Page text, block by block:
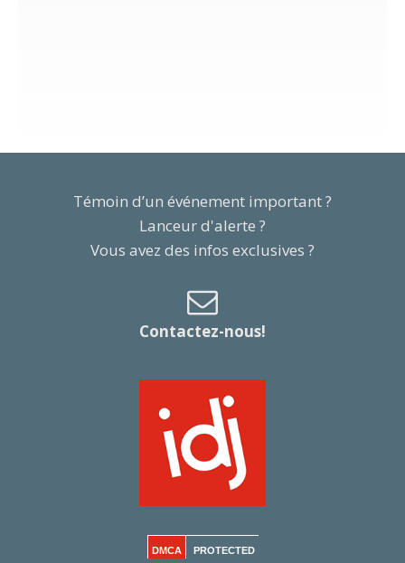
Témoin d’un événement important ?
Lanceur d'alerte ?
Vous avez des infos exclusives ?
Contactez-nous!
DMCA PROTECTED